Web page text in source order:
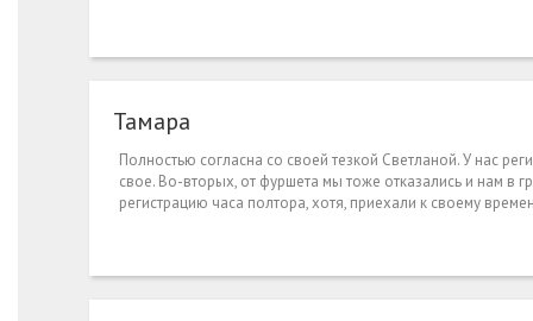
Тамара
Полностью согласна со своей тезкой Светланой. У нас
свое. Во-вторых, от фуршета мы тоже отказались и нам в
регистрацию часа полтора, хотя, приехали к своему